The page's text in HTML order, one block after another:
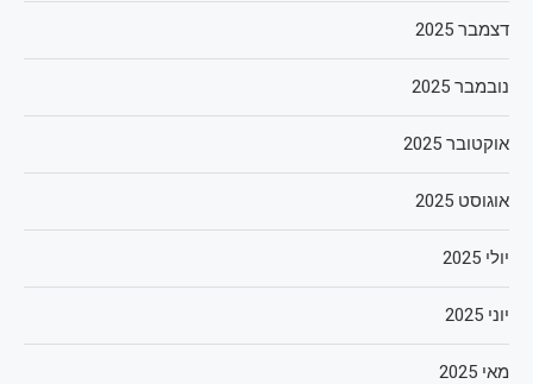
דצמבר 2025
נובמבר 2025
אוקטובר 2025
אוגוסט 2025
יולי 2025
יוני 2025
מאי 2025